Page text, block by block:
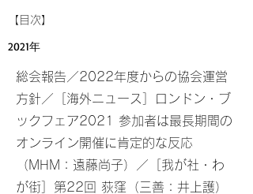
​【目次】
2021年
総会報告／2022年度からの協会運営
方針／［海外ニュース］ロンドン・ブ
ックフェア2021 参加者は最長期間の
オンライン開催に肯定的な反応
（MHM：遠藤尚子）／［我が社・わ
が街］第22回 荻窪（三善：井上護）